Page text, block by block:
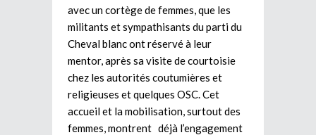
avec un cortège de femmes, que les
militants et sympathisants du parti du
Cheval blanc ont réservé à leur
mentor, après sa visite de courtoisie
chez les autorités coutumières et
religieuses et quelques OSC. Cet
accueil et la mobilisation, surtout des
femmes, montrent déjà l’engagement